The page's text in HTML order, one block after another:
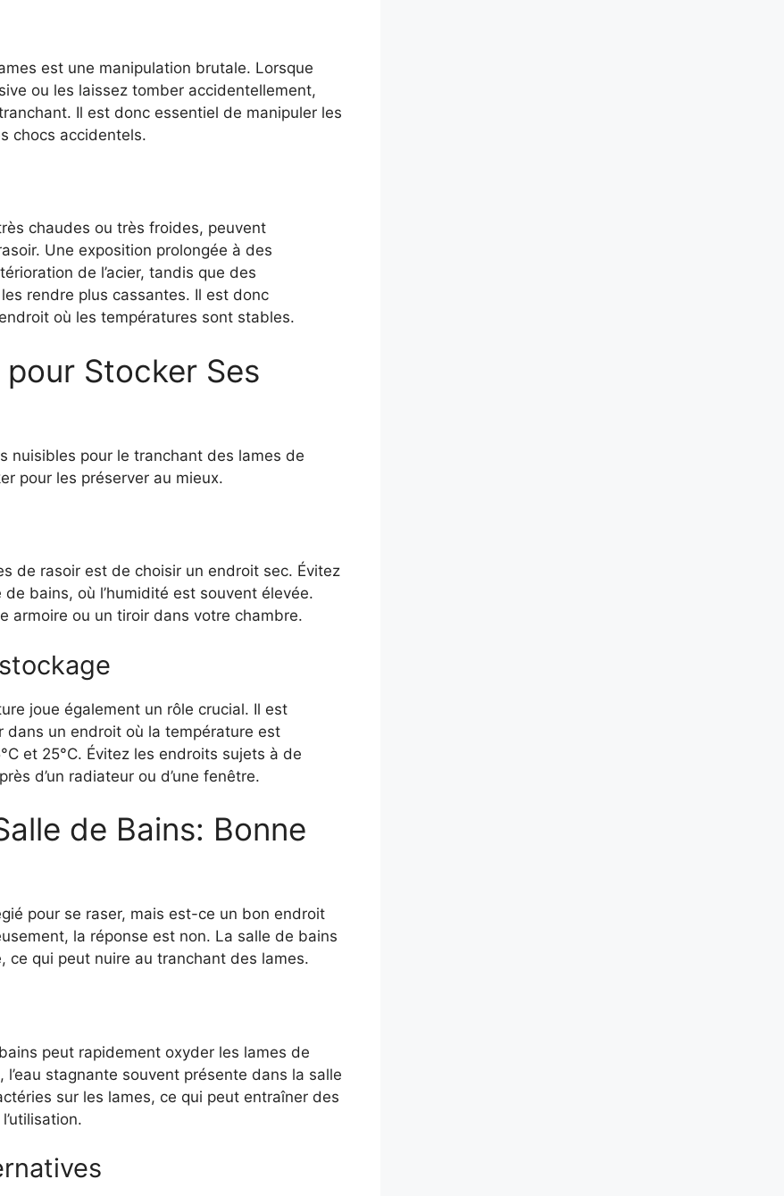
est une manipulation brutale. Lorsque
ou les laissez tomber accidentellement,
Il est donc essentiel de manipuler les
chocs accidentels.
chaudes ou très froides, peuvent
Une exposition prolongée à des
de l’acier, tandis que des
rendre plus cassantes. Il est donc
où les températures sont stables.
Stocker Ses
nuisibles pour le tranchant des lames de
pour les préserver au mieux.
de rasoir est de choisir un endroit sec. Évitez
bains, où l’humidité est souvent élevée.
armoire ou un tiroir dans votre chambre.
joue également un rôle crucial. Il est
dans un endroit où la température est
et 25°C. Évitez les endroits sujets à de
d’un radiateur ou d’une fenêtre.
de Bains: Bonne
pour se raser, mais est-ce un bon endroit
la réponse est non. La salle de bains
ce qui peut nuire au tranchant des lames.
peut rapidement oxyder les lames de
stagnante souvent présente dans la salle
sur les lames, ce qui peut entraîner des